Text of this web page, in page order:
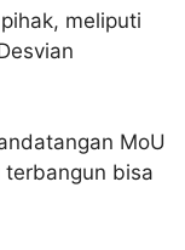
meliputi
MoU
terbangun bisa